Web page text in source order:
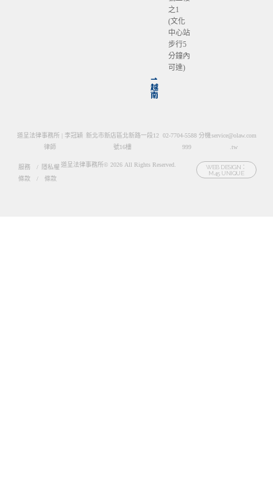
之1
(文化
中心站
步行5
分鐘內
可達)
⇀
越
南
道呈法律事務所 | 李冠穎
律師
新北市新店區北新路一段12
號16樓
02-7704-5588 分機
999
service@olaw.com
.tw
服務
條款
/
/
隱私權
條款
道呈法律事務所© 2026 All Rights Reserved.
WEB DESIGN：
M45 UNIQUE